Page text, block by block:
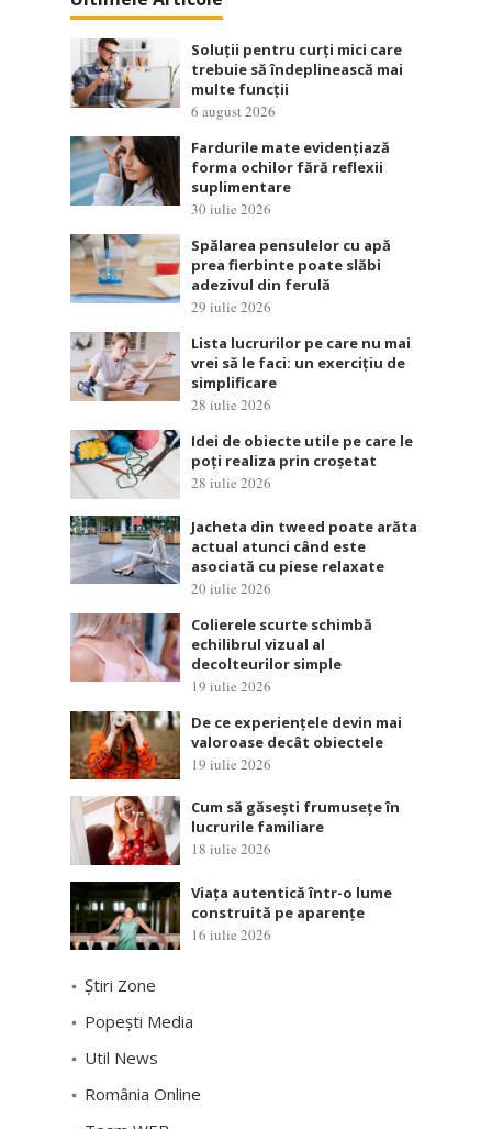
Soluții pentru curți mici care
trebuie să îndeplinească mai
multe funcții
6 august 2026
Fardurile mate evidențiază
forma ochilor fără reflexii
suplimentare
30 iulie 2026
Spălarea pensulelor cu apă
prea fierbinte poate slăbi
adezivul din ferulă
29 iulie 2026
Lista lucrurilor pe care nu mai
vrei să le faci: un exercițiu de
simplificare
28 iulie 2026
Idei de obiecte utile pe care le
poți realiza prin croșetat
28 iulie 2026
Jacheta din tweed poate arăta
actual atunci când este
asociată cu piese relaxate
20 iulie 2026
Colierele scurte schimbă
echilibrul vizual al
decolteurilor simple
19 iulie 2026
De ce experiențele devin mai
valoroase decât obiectele
19 iulie 2026
Cum să găsești frumusețe în
lucrurile familiare
18 iulie 2026
Viața autentică într-o lume
construită pe aparențe
16 iulie 2026
Știri Zone
Popești Media
Util News
România Online